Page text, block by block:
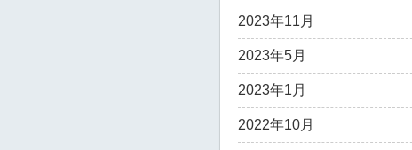
2023年11月
2023年5月
2023年1月
2022年10月